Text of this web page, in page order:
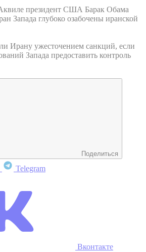
президент США Барак Обама
Запада глубоко озабочены иранской
Ирану ужесточением санкций, если
Запада предоставить контроль
Поделиться
Telegram
Вконтакте